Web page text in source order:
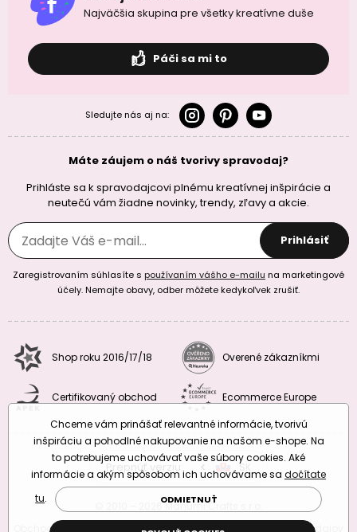
Najväčšia skupina pre všetky kreatívne duše
Páči sa mi to
Sledujte nás aj na:
Máte záujem o náš tvorivy spravodaj?
Prihláste sa k spravodajcovi plnému kreatívnej inšpirácie a
neutečú vám žiadne novinky, trendy, zľavy a akcie.
Prihlásiť
Zaregistrovaním súhlasíte s používaním vášho e-mailu na marketingové
účely. Nemajte obavy, odber môžete kedykoľvek zrušiť.
Shop roku 2016/17/18 Overené zákazníkmi
Certifikovaný obchod Ecommerce Europe
Prepnúť verziu: CZSK
© 2010 – 2026 Manumi Crafts s.r.o.
Obchodné podmienky
Podmienky ochrany osobných údajov
Chceme vám prinášať relevantné informácie, tvorivú
inšpiráciu a pohodlné nakupovanie na našom e-shope. Na
to potrebujeme uchovávať vaše súbory cookies. Aké
informácie a akým spôsobom ich uchovávame sa dočítate
tu. ODMIETNUŤ